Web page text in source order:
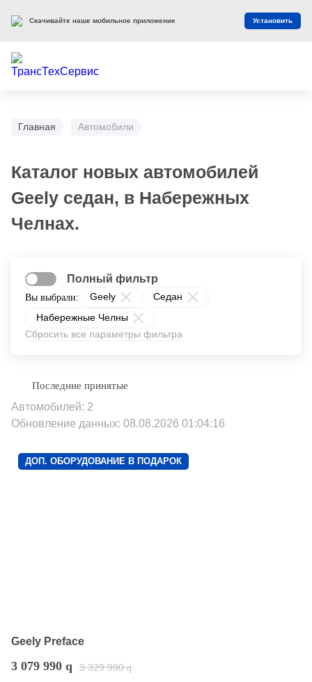
Главная Автомобили
Каталог новых автомобилей
Geely седан, в Набережных
Челнах.
Вы выбрали: Geely
Седан
Набережные Челны
Сбросить все параметры фильтра
Полный фильтр
Автомобилей: 2
Обновление данных: 08.08.2026 01:04:16
ДОП. ОБОРУДОВАНИЕ В ПОДАРОК
Geely Preface
3 079 990 q 3 329 990 q
Скачивайте наше мобильное приложение Установить